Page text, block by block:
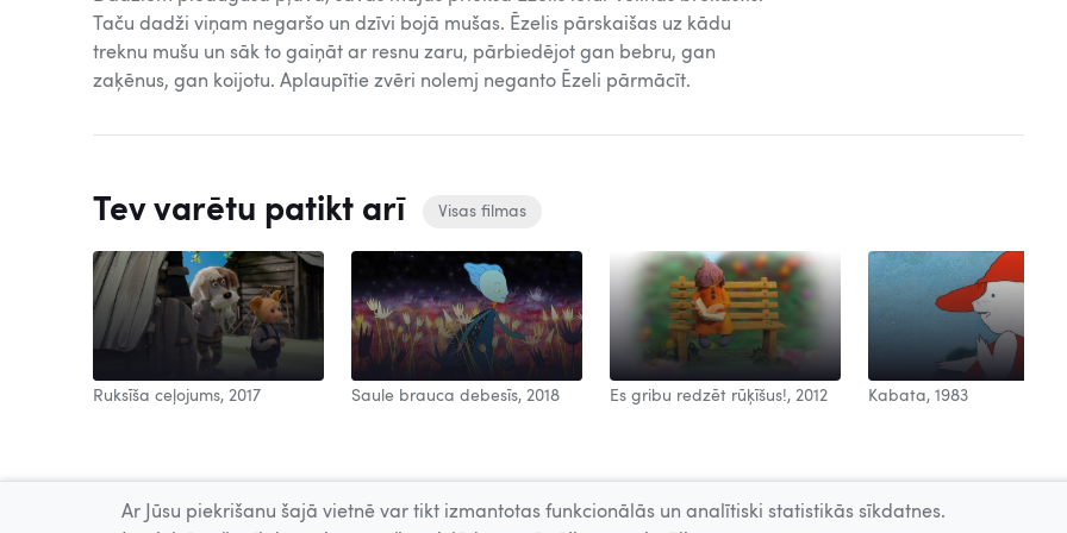
Taču dadži viņam negaršo un dzīvi bojā mušas. Ēzelis pārskaišas uz kādu
treknu mušu un sāk to gaiņāt ar resnu zaru, pārbiedējot gan bebru, gan
zaķēnus, gan koijotu. Aplaupītie zvēri nolemj neganto Ēzeli pārmācīt.
Tev varētu patikt arī Visas filmas
Ruksīša ceļojums, 2017 Saule brauca debesīs, 2018 Es gribu redzēt rūķīšus!, 2012 Kabata, 1983
Ar Jūsu piekrišanu šajā vietnē var tikt izmantotas funkcionālās un analītiski statistikās sīkdatnes.